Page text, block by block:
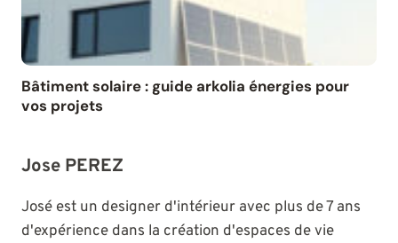
Bâtiment solaire : guide arkolia énergies pour
vos projets
Jose PEREZ
José est un designer d'intérieur avec plus de 7 ans
d'expérience dans la création d'espaces de vie